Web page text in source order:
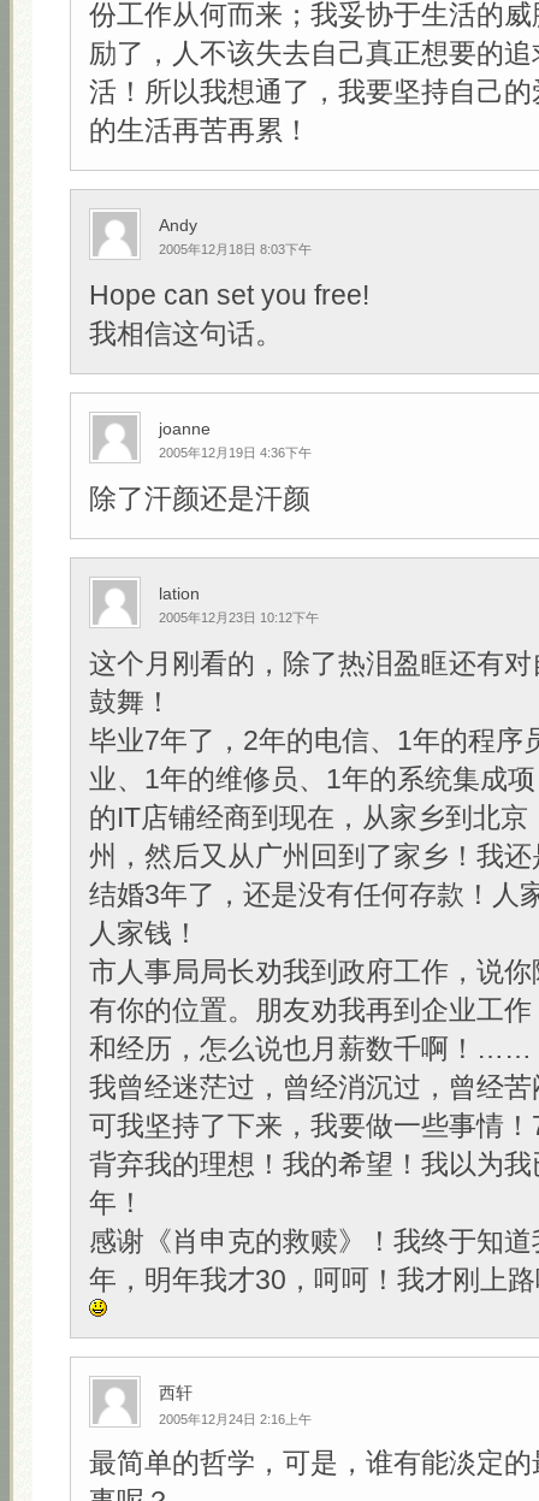
份工作从何而来；我妥协于生活的
励了，人不该失去自己真正想要的
活！所以我想通了，我要坚持自己
的生活再苦再累！
Andy
2005年12月18日 8:03下午
Hope can set you free!
我相信这句话。
joanne
2005年12月19日 4:36下午
除了汗颜还是汗颜
lation
2005年12月23日 10:12下午
这个月刚看的，除了热泪盈眶还有
鼓舞！
毕业7年了，2年的电信、1年的程序
业、1年的维修员、1年的系统集成
的IT店铺经商到现在，从家乡到北京
州，然后又从广州回到了家乡！我
结婚3年了，还是没有任何存款！人
人家钱！
市人事局局长劝我到政府工作，说
有你的位置。朋友劝我再到企业工
和经历，怎么说也月薪数千啊！……
我曾经迷茫过，曾经消沉过，曾经
可我坚持了下来，我要做一些事情
背弃我的理想！我的希望！我以为
年！
感谢《肖申克的救赎》！我终于知
年，明年我才30，呵呵！我才刚上
西轩
2005年12月24日 2:16上午
最简单的哲学，可是，谁有能淡定